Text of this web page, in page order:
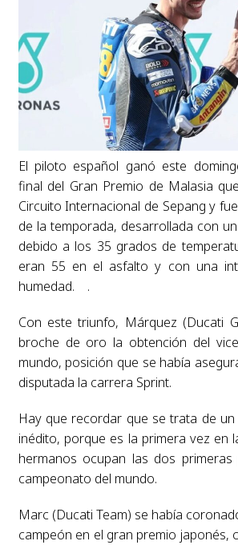
El piloto español ganó este
final del Gran Premio de Malasia
Circuito Internacional de Sepang y
de la temporada, desarrollada con
debido a los 35 grados de
eran 55 en el asfalto y con una
humedad. .
Con este triunfo, Márquez (Ducati
broche de oro la obtención del
mundo, posición que se había
disputada la carrera Sprint.
Hay que recordar que se trata de
inédito, porque es la primera vez en
hermanos ocupan las dos
campeonato del mundo.
Marc (Ducati Team) se había
campeón en el gran premio japonés,